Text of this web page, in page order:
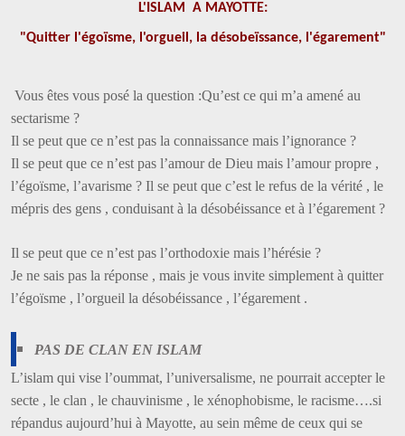
L'ISLAM A MAYOTTE:
"Quitter l'égoïsme, l'orgueil, la désobeïssance, l'égarement"
Vous êtes vous posé la question :Qu’est ce qui m’a amené au
sectarisme ?
Il se peut que ce n’est pas la connaissance mais l’ignorance ?
Il se peut que ce n’est pas l’amour de Dieu mais l’amour propre ,
l’égoïsme, l’avarisme ? Il se peut que c’est le refus de la vérité , le
mépris des gens , conduisant à la désobéissance et à l’égarement ?
Il se peut que ce n’est pas l’orthodoxie mais l’hérésie ?
Je ne sais pas la réponse , mais je vous invite simplement à quitter
l’égoïsme , l’orgueil la désobéissance , l’égarement .
PAS DE CLAN EN ISLAM
L’islam qui vise l’oummat, l’universalisme, ne pourrait accepter le
secte , le clan , le chauvinisme , le xénophobisme, le racisme….si
répandus aujourd’hui à Mayotte, au sein même de ceux qui se